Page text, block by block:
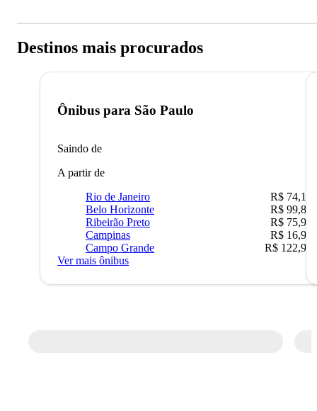
Destinos mais procurados
Ônibus para São Paulo
Saindo de
A partir de
Rio de Janeiro
R$ 74,16
Belo Horizonte
R$ 99,89
Ribeirão Preto
R$ 75,90
Campinas
R$ 16,90
Campo Grande
R$ 122,90
Ver mais ônibus